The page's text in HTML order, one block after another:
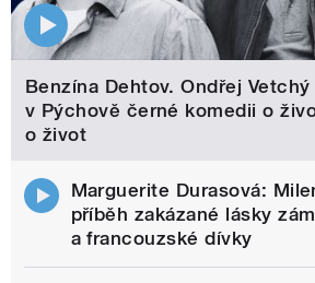
Benzína Dehtov. Ondřej Vetchý
v Pýchově černé komedii o
o život
Marguerite Durasová:
příběh zakázané lásky
a francouzské dívky